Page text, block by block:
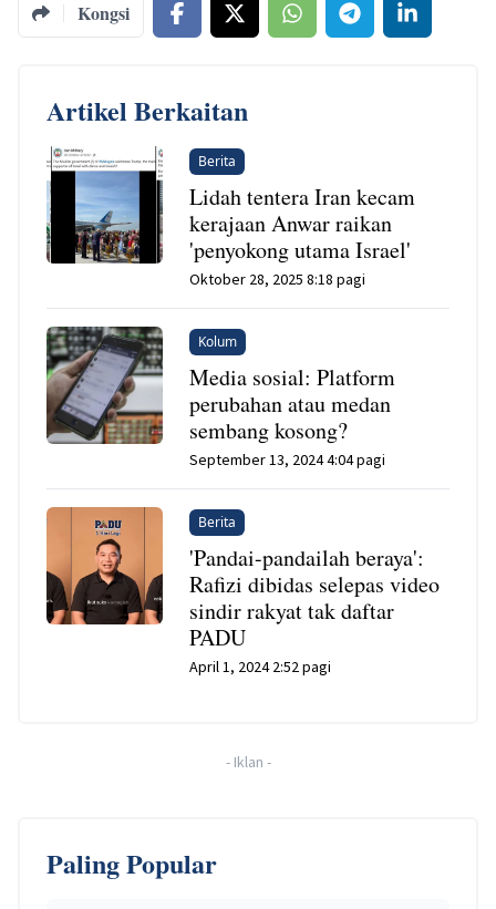
Kongsi
Artikel Berkaitan
Berita
Lidah tentera Iran kecam
kerajaan Anwar raikan
'penyokong utama Israel'
Oktober 28, 2025 8:18 pagi
Kolum
Media sosial: Platform
perubahan atau medan
sembang kosong?
September 13, 2024 4:04 pagi
Berita
'Pandai-pandailah beraya':
Rafizi dibidas selepas video
sindir rakyat tak daftar
PADU
April 1, 2024 2:52 pagi
- Iklan -
Paling Popular